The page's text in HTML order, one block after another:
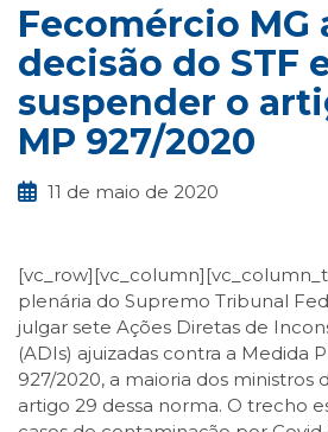
Fecomércio MG
decisão do STF
suspender o
MP 927/2020
11 de maio de 2020
plenária do Supremo Tribunal
julgar sete Ações Diretas de
(ADIs) ajuizadas contra a Medida
927/2020, a maioria dos ministros
artigo 29 dessa norma. O trecho